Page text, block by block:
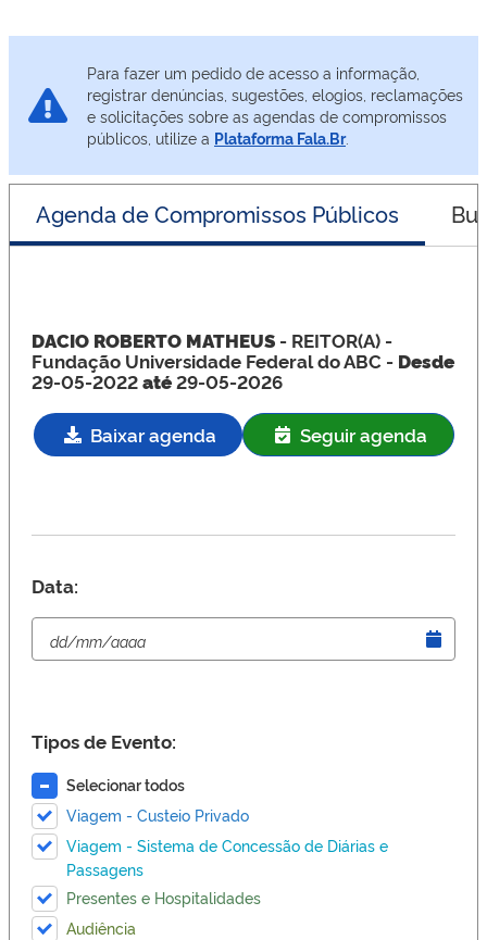
Para fazer um pedido de acesso a informação,
registrar denúncias, sugestões, elogios, reclamações
e solicitações sobre as agendas de compromissos
públicos, utilize a Plataforma Fala.Br.
Agenda de Compromissos Públicos
DACIO ROBERTO MATHEUS - REITOR(A) -
Fundação Universidade Federal do ABC - Desde
29-05-2022até29-05-2026
Baixar agenda Seguir agenda
Data:
Tipos de Evento:
Selecionar todos
Viagem - Custeio Privado
Viagem - Sistema de Concessão de Diárias e
Passagens
Presentes e Hospitalidades
Audiência